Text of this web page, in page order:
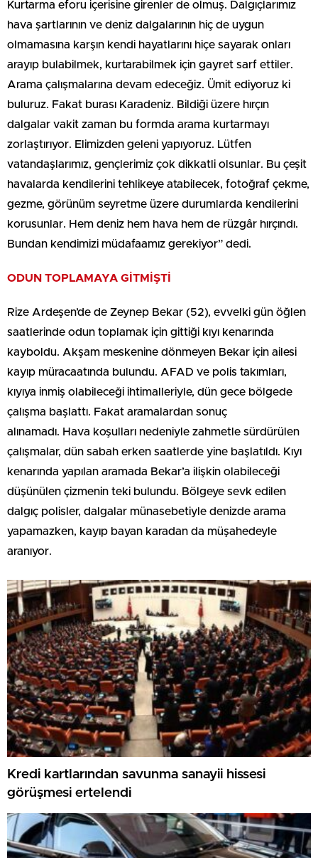
Kurtarma eforu içerisine girenler de olmuş. Dalgıçlarımız
hava şartlarının ve deniz dalgalarının hiç de uygun
olmamasına karşın kendi hayatlarını hiçe sayarak onları
arayıp bulabilmek, kurtarabilmek için gayret sarf ettiler.
Arama çalışmalarına devam edeceğiz. Ümit ediyoruz ki
buluruz. Fakat burası Karadeniz. Bildiği üzere hırçın
dalgalar vakit zaman bu formda arama kurtarmayı
zorlaştırıyor. Elimizden geleni yapıyoruz. Lütfen
vatandaşlarımız, gençlerimiz çok dikkatli olsunlar. Bu çeşit
havalarda kendilerini tehlikeye atabilecek, fotoğraf çekme,
gezme, görünüm seyretme üzere durumlarda kendilerini
korusunlar. Hem deniz hem hava hem de rüzgâr hırçındı.
Bundan kendimizi müdafaamız gerekiyor” dedi.
ODUN TOPLAMAYA GİTMİŞTİ
Rize Ardeşen’de de Zeynep Bekar (52), evvelki gün öğlen
saatlerinde odun toplamak için gittiği kıyı kenarında
kayboldu. Akşam meskenine dönmeyen Bekar için ailesi
kayıp müracaatında bulundu. AFAD ve polis takımları,
kıyıya inmiş olabileceği ihtimalleriyle, dün gece bölgede
çalışma başlattı. Fakat aramalardan sonuç
alınamadı. Hava koşulları nedeniyle zahmetle sürdürülen
çalışmalar, dün sabah erken saatlerde yine başlatıldı. Kıyı
kenarında yapılan aramada Bekar’a ilişkin olabileceği
düşünülen çizmenin teki bulundu. Bölgeye sevk edilen
dalgıç polisler, dalgalar münasebetiyle denizde arama
yapamazken, kayıp bayan karadan da müşahedeyle
aranıyor.
Kredi kartlarından savunma sanayii hissesi
görüşmesi ertelendi